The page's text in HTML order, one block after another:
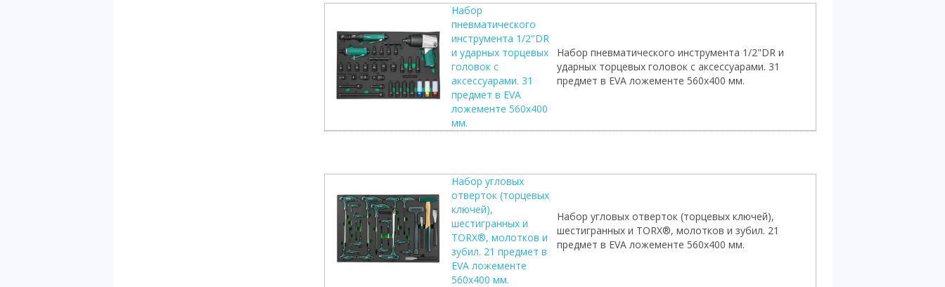
Набор
пневматического
инструмента 1/2"DR
и ударных торцевых
головок с
аксессуарами. 31
предмет в EVA
ложементе 560х400
мм.
Набор пневматического инструмента 1/2"DR и
ударных торцевых головок с аксессуарами. 31
предмет в EVA ложементе 560х400 мм.
Набор угловых
отверток (торцевых
ключей),
шестигранных и
TORX®, молотков и
зубил. 21 предмет в
EVA ложементе
560х400 мм.
Набор угловых отверток (торцевых ключей),
шестигранных и TORX®, молотков и зубил. 21
предмет в EVA ложементе 560х400 мм.